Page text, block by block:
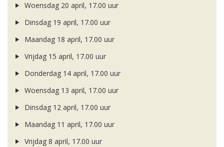
Woensdag 20 april, 17.00 uur
Dinsdag 19 april, 17.00 uur
Maandag 18 april, 17.00 uur
Vrijdag 15 april, 17.00 uur
Donderdag 14 april, 17.00 uur
Woensdag 13 april, 17.00 uur
Dinsdag 12 april, 17.00 uur
Maandag 11 april, 17.00 uur
Vrijdag 8 april, 17.00 uur